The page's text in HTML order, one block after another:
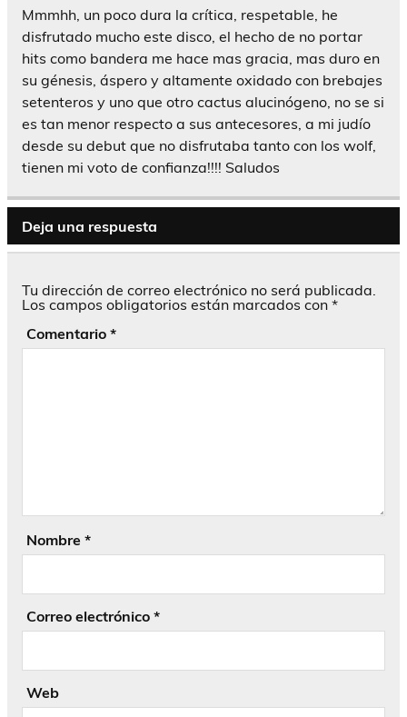
Mmmhh, un poco dura la crítica, respetable, he
disfrutado mucho este disco, el hecho de no portar
hits como bandera me hace mas gracia, mas duro en
su génesis, áspero y altamente oxidado con brebajes
setenteros y uno que otro cactus alucinógeno, no se si
es tan menor respecto a sus antecesores, a mi judío
desde su debut que no disfrutaba tanto con los wolf,
tienen mi voto de confianza!!!! Saludos
Deja una respuesta
Tu dirección de correo electrónico no será publicada.
Los campos obligatorios están marcados con *
Comentario *
Nombre *
Correo electrónico *
Web